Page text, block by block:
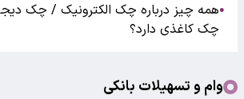
●همه چیز درباره چک الکترونیک / چک
چک کاغذی دارد؟
وام و تسهیلات بانکی